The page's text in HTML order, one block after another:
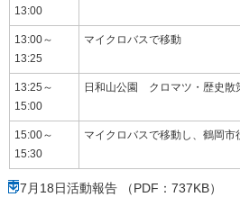
13:00
13:00～
13:25
マイクロバスで移動
13:25～
15:00
日和山公園 クロマツ・歴史散
15:00～
15:30
マイクロバスで移動し、鶴岡市
7月18日活動報告 （PDF：737KB）